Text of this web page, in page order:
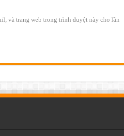
và trang web trong trình duyệt này cho lần